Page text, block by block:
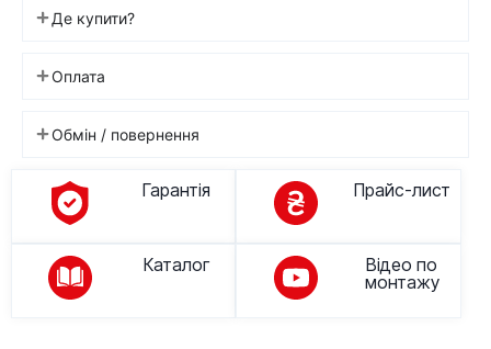
Де купити?
Оплата
Обмін / повернення
Гарантія Прайс-лист
Каталог
Відео по
монтажу